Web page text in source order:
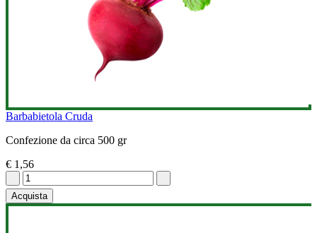
Barbabietola Cruda
Confezione da circa 500 gr
€ 1,56
Acquista